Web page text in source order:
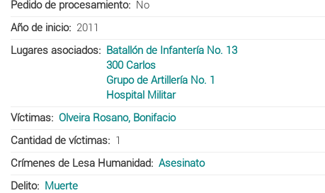
Pedido de procesamiento
No
Año de inicio
2011
Lugares asociados
Batallón de Infantería No. 13
300 Carlos
Grupo de Artillería No. 1
Hospital Militar
Víctimas
Olveira Rosano, Bonifacio
Cantidad de víctimas
1
Crímenes de Lesa Humanidad
Asesinato
Delito
Muerte